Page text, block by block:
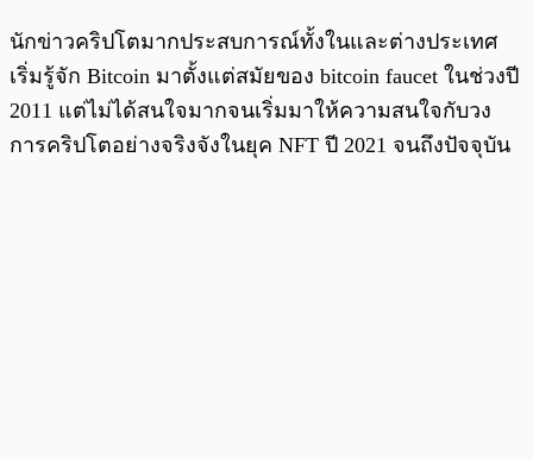
นักข่าวคริปโตมากประสบการณ์ทั้งในและต่างประเทศ
เริ่มรู้จัก Bitcoin มาตั้งแต่สมัยของ bitcoin faucet ในช่วงปี
2011 แต่ไม่ได้สนใจมากจนเริ่มมาให้ความสนใจกับวง
การคริปโตอย่างจริงจังในยุค NFT ปี 2021 จนถึงปัจจุบัน